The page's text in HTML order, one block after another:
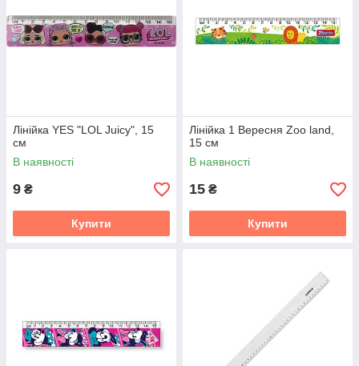
Лiнiйка YES "LOL Juicy", 15
см
В наявності
9 ₴
Купити
Лінійка 1 Вересня Zoo land,
15 см
В наявності
15 ₴
Купити